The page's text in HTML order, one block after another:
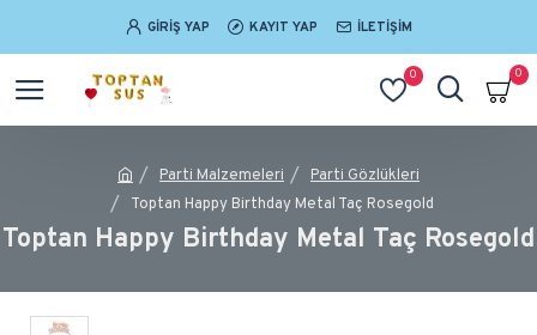
GIRIŞ YAP KAYIT YAP İLETIŞIM
0 0
Parti Malzemeleri
Parti Gözlükleri
Toptan Happy Birthday Metal Taç Rosegold
Toptan Happy Birthday Metal Taç Rosegold